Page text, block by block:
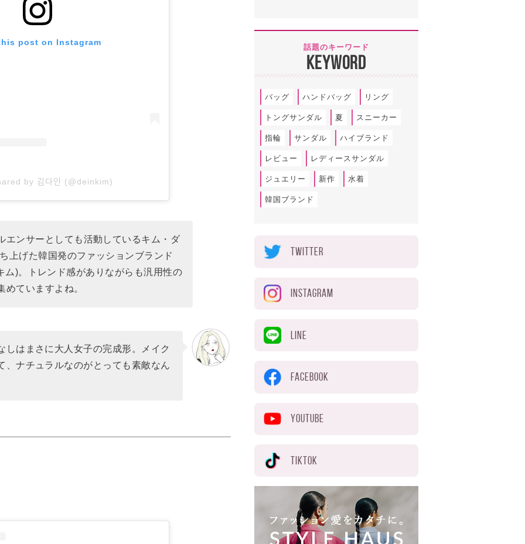
post on Instagram
by 김다인 (@deinkim)
エンサーとしても活動しているキム・ダ
上げた韓国発のファッションブランド
ム)。トレンド感がありながらも汎用性の
めていますよね。
しはまさに大人女子の完成形。メイク
、ナチュラルなのがとっても素敵なん
話題のキーワード
KEYWORD
バッグ ハンドバッグ リング
トングサンダル 夏 スニーカー
指輪 サンダル ハイブランド
レビュー レディースサンダル
ジュエリー 新作 水着
韓国ブランド
TWITTER
INSTAGRAM
LINE
FACEBOOK
YOUTUBE
TIKTOK